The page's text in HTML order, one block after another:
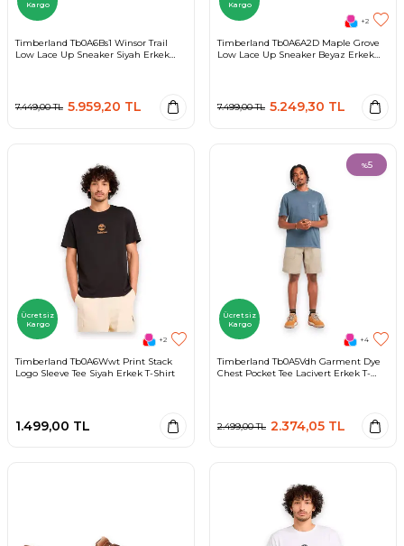
Kargo
Timberland Tb0A6Bs1 Winsor Trail
Low Lace Up Sneaker Siyah Erkek
7.449,00TL 5.959,20 TL
Kargo
+2
Timberland Tb0A6A2D Maple Grove
Low Lace Up Sneaker Beyaz Erkek
7.499,00TL 5.249,30 TL
Ücretsiz
Kargo
+2
Timberland Tb0A6Wwt Print Stack
Logo Sleeve Tee Siyah Erkek T-Shirt
1.499,00 TL
%5
Ücretsiz
Kargo
+4
Timberland Tb0A5Vdh Garment Dye
Chest Pocket Tee Lacivert Erkek T-
2.499,00TL 2.374,05 TL